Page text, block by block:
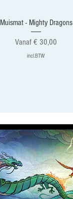
Muismat - Mighty Dragons
Vanaf € 30,00
Verkoopprijs
incl.BTW